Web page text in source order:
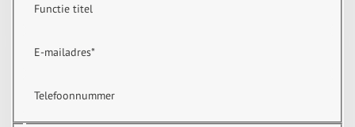
Functie titel
E-mailadres*
Telefoonnummer